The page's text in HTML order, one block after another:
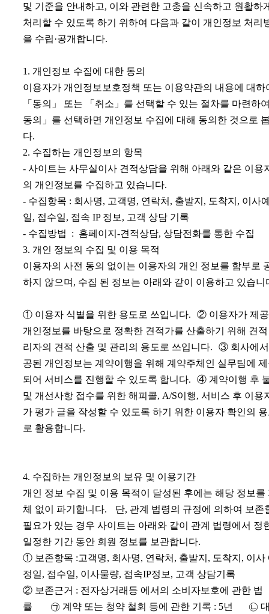
및 기준을 안내하고, 이와 관련한 고충을 신속하고 원활하
처리할 수 있도록 하기 위하여 다음과 같이 개인정보 처리
을 수립·공개합니다.
1. 개인정보 수집에 대한 동의
이용자가 개인정보보호정책 또는 이용약관의 내용에 대하
「동의」 또는 「취소」를 선택할 수 있는 절차를 마련하
동의」를 선택하면 개인정보 수집에 대해 동의한 것으로
다.
2. 수집하는 개인정보의 항목
- 사이트는 사무실이사 견적상담을 위해 아래와 같은 이용
의 개인정보를 수집하고 있습니다.
- 수집항목 : 회사명, 고객명, 연락처, 출발지, 도착지, 이사
일, 접수일, 접속 IP 정보, 고객 상담 기록
- 수집방법 : 홈페이지-견적상담, 상담전화를 통한 수집
3. 개인 정보의 수집 및 이용 목적
이용자의 사전 동의 없이는 이용자의 개인 정보를 함부로
하지 않으며, 수집 된 정보는 아래와 같이 이용하고 있습니
① 이용자 식별을 위한 용도로 쓰입니다. ② 이용자가 제
개인정보를 바탕으로 정확한 견적가를 산출하기 위해 견
리자의 견적 산출 및 관리의 용도로 쓰입니다. ③ 회사에
공된 개인정보는 계약이행을 위해 계약주체인 실무팀에
되어 서비스를 진행할 수 있도록 합니다. ④ 계약이행 후
및 개선사항 접수를 위한 해피콜, A/S이행, 서비스 후 이용
가 평가 글을 작성할 수 있도록 하기 위한 이용자 확인의
로 활용합니다.
4. 수집하는 개인정보의 보유 및 이용기간
개인 정보 수집 및 이용 목적이 달성된 후에는 해당 정보를
체 없이 파기합니다. 단, 관계 법령의 규정에 의하여 보존
필요가 있는 경우 사이트는 아래와 같이 관계 법령에서 정
일정한 기간 동안 회원 정보를 보관합니다.
① 보존항목 :고객명, 회사명, 연락처, 출발지, 도착지, 이사
정일, 접수일, 이사물량, 접속IP정보, 고객 상담기록
② 보존근거 : 전자상거래등 에서의 소비자보호에 관한 법
률 ㉠ 계약 또는 청약 철회 등에 관한 기록 : 5년 ㉡